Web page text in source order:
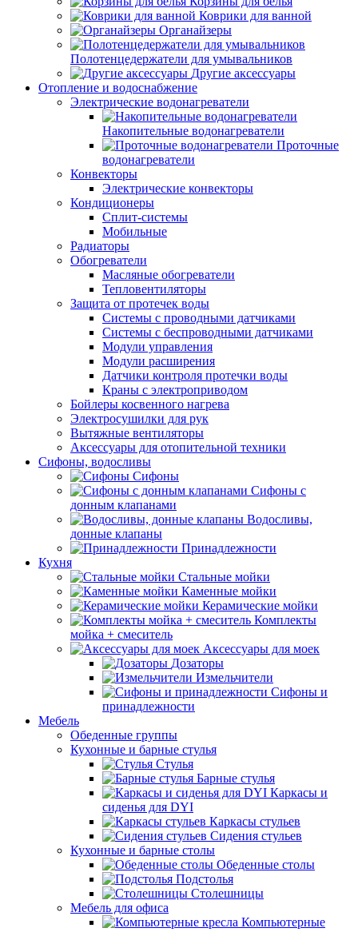
Коврики для ванной
Органайзеры
Полотенцедержатели для умывальников
Другие аксессуары
Отопление и водоснабжение
Электрические водонагреватели
Накопительные водонагреватели
Проточные
водонагреватели
Конвекторы
Электрические конвекторы
Кондиционеры
Сплит-системы
Мобильные
Радиаторы
Обогреватели
Масляные обогреватели
Тепловентиляторы
Защита от протечек воды
Системы с проводными датчиками
Системы с беспроводными датчиками
Модули управления
Модули расширения
Датчики контроля протечки воды
Краны с электроприводом
Бойлеры косвенного нагрева
Электросушилки для рук
Вытяжные вентиляторы
Аксессуары для отопительной техники
Сифоны, водосливы
Сифоны
Сифоны с
донным клапанами
Водосливы,
донные клапаны
Принадлежности
Кухня
Стальные мойки
Каменные мойки
Керамические мойки
Комплекты
мойка + смеситель
Аксессуары для моек
Дозаторы
Измельчители
Сифоны и
принадлежности
Мебель
Обеденные группы
Кухонные и барные стулья
Стулья
Барные стулья
Каркасы и
сиденья для DYI
Каркасы стульев
Сидения стульев
Кухонные и барные столы
Обеденные столы
Подстолья
Столешницы
Мебель для офиса
Компьютерные